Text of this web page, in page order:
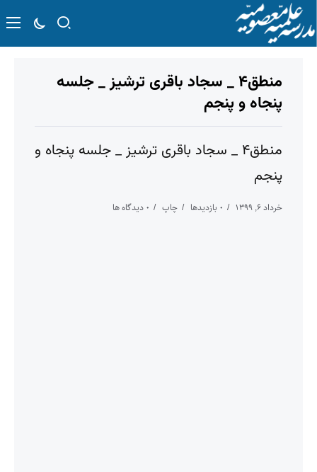
منطق۴ _ سجاد باقری ترشیز _ جلسه
پنجاه و پنجم
منطق۴ _ سجاد باقری ترشیز _ جلسه پنجاه و
پنجم
خرداد ۶, ۱۳۹۹ ۰ بازدیدها چاپ ۰ دیدگاه ها